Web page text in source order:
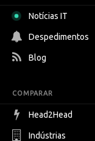
Notícias IT
Despedimentos
Blog
COMPARAR
Head2Head
Indústrias